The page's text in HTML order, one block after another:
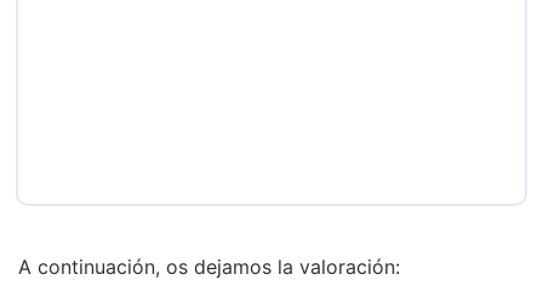
A continuación, os dejamos la valoración: